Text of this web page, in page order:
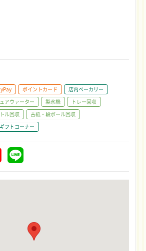
ポイントカード
店内ベーカリー
アウァーター 製氷機
トレー回収
ル回収
古紙・段ボール回収
ギフトコーナー